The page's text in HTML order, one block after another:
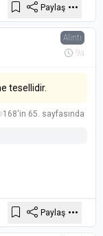
Paylaş
Alıntı
9a
tesellidir.
168'in 65. sayfasında
Paylaş